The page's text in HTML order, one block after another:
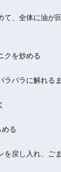
て、全体に油が
クを炒める
ラバラに解れる
る
を戻し入れ、ご